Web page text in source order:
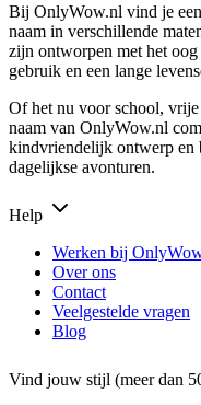
Bij OnlyWow.nl vind je
naam in verschillende
zijn ontworpen met het
gebruik en een lange
Of het nu voor school,
naam van OnlyWow.nl
kindvriendelijk ontwerp en
dagelijkse avonturen.
Help
Werken bij
Over ons
Contact
Veelgestelde vragen
Blog
Vind jouw stijl (meer dan